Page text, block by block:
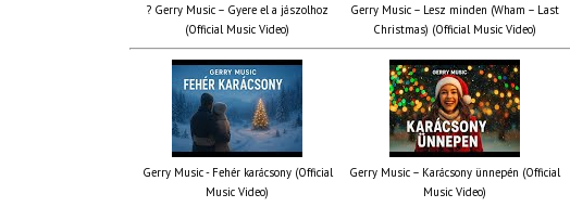
? Gerry Music – Gyere el a jászolhoz
(Official Music Video)
Gerry Music – Lesz minden (Wham – Last
Christmas) (Official Music Video)
Gerry Music - Fehér karácsony (Official
Music Video)
Gerry Music – Karácsony ünnepén (Official
Music Video)